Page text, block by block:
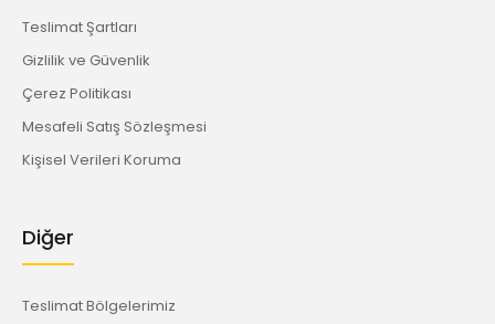
Teslimat Şartları
Gizlilik ve Güvenlik
Çerez Politikası
Mesafeli Satış Sözleşmesi
Kişisel Verileri Koruma
Diğer
Teslimat Bölgelerimiz